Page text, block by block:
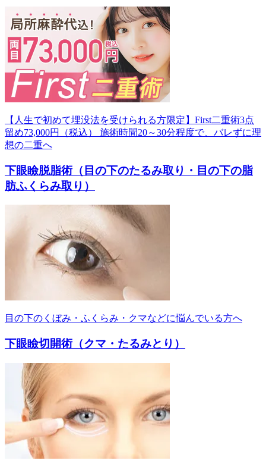
【人生で初めて埋没法を受けられる方限定】First二重術3点
留め73,000円（税込） 施術時間20～30分程度で、バレずに理
想の二重へ
下眼瞼脱脂術（目の下のたるみ取り・目の下の脂
肪ふくらみ取り）
目の下のくぼみ・ふくらみ・クマなどに悩んでいる方へ
下眼瞼切開術（クマ・たるみとり）